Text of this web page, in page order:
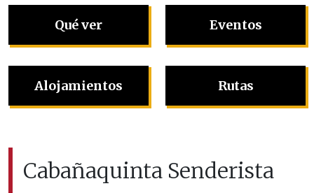
Qué ver
Alojamientos
Eventos
Rutas
Cabañaquinta Senderista